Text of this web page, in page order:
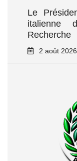
Le
italienne
Recherche
2 août 2026